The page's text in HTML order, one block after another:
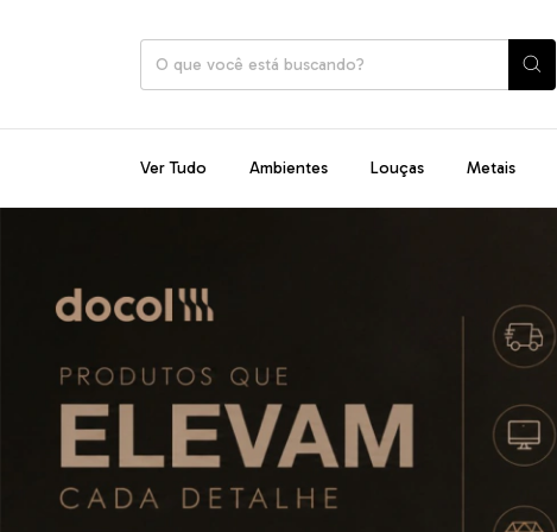
Ver Tudo Ambientes Louças Metais